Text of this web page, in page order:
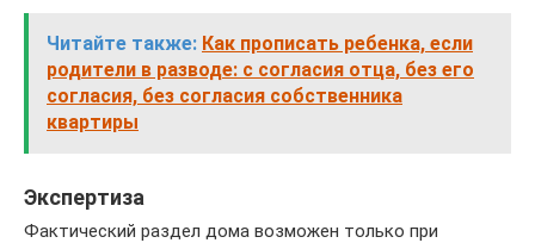
Читайте также: Как прописать ребенка, если
родители в разводе: с согласия отца, без его
согласия, без согласия собственника
квартиры
Экспертиза
Фактический раздел дома возможен только при